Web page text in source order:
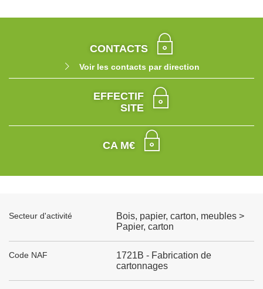
CONTACTS
Voir les contacts par direction
EFFECTIF
SITE
CA M€
Secteur d'activité
Bois, papier, carton, meubles >
Papier, carton
Code NAF
1721B - Fabrication de
cartonnages